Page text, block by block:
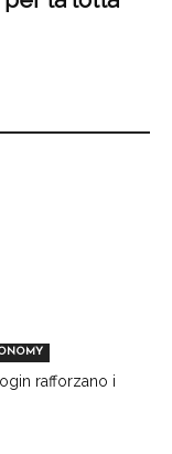
rafforzano i